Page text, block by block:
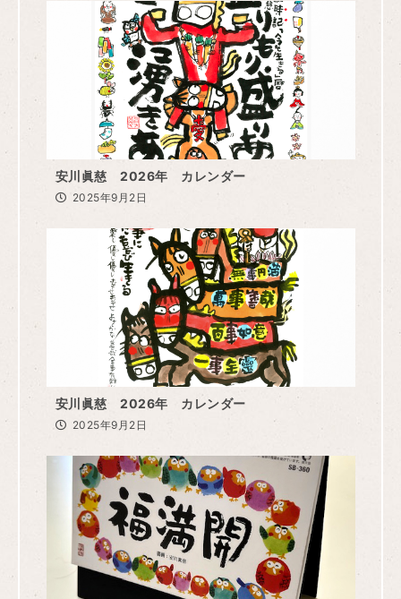
安川眞慈 2026年 カレンダー
2025年9月2日
安川眞慈 2026年 カレンダー
2025年9月2日